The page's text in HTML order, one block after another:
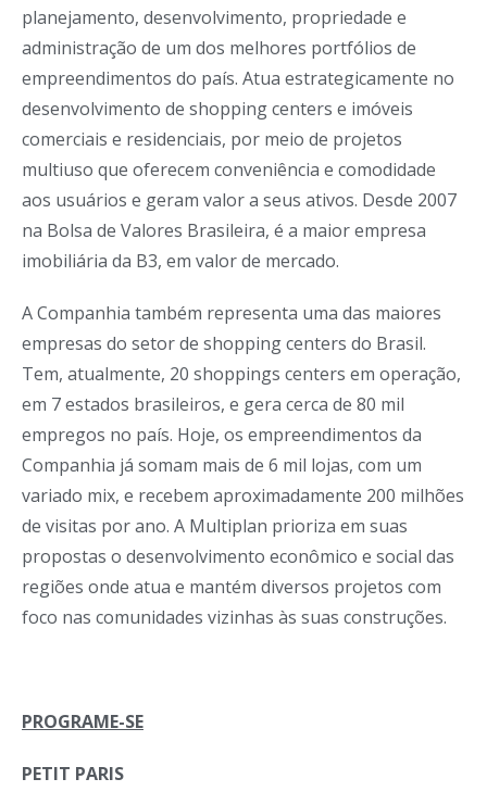
planejamento, desenvolvimento, propriedade e
administração de um dos melhores portfólios de
empreendimentos do país. Atua estrategicamente no
desenvolvimento de shopping centers e imóveis
comerciais e residenciais, por meio de projetos
multiuso que oferecem conveniência e comodidade
aos usuários e geram valor a seus ativos. Desde 2007
na Bolsa de Valores Brasileira, é a maior empresa
imobiliária da B3, em valor de mercado.
A Companhia também representa uma das maiores
empresas do setor de shopping centers do Brasil.
Tem, atualmente, 20 shoppings centers em operação,
em 7 estados brasileiros, e gera cerca de 80 mil
empregos no país. Hoje, os empreendimentos da
Companhia já somam mais de 6 mil lojas, com um
variado mix, e recebem aproximadamente 200 milhões
de visitas por ano. A Multiplan prioriza em suas
propostas o desenvolvimento econômico e social das
regiões onde atua e mantém diversos projetos com
foco nas comunidades vizinhas às suas construções.
PROGRAME-SE
PETIT PARIS